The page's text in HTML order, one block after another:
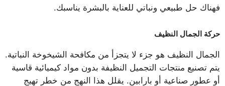
فهناك حل طبيعي ونباتي للعناية بالبشرة يناسبك.
حركة الجمال النظيف
الجمال النظيف هو جزء لا يتجزأ من مكافحة الشيخوخة النباتية.
يتم تصنيع منتجات التجميل النظيفة بدون مواد كيميائية قاسية
أو عطور صناعية أو بارابين. يقلل هذا النهج من خطر تهيج